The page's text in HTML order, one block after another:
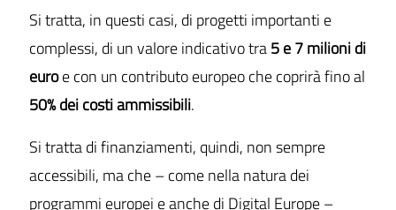
Si tratta, in questi casi, di progetti importanti e
complessi, di un valore indicativo tra5 e 7 milioni di
euroe con un contributo europeo che coprirà fino al
50% dei costi ammissibili.
Si tratta di finanziamenti, quindi, non sempre
accessibili, ma che – come nella natura dei
programmi europei e anche di Digital Europe –